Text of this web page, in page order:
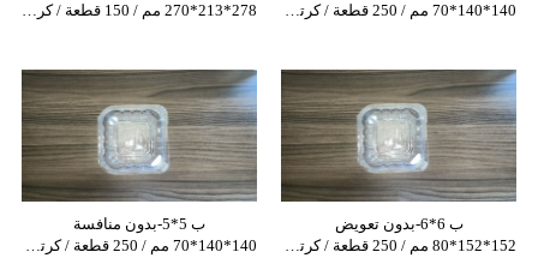
278*213*270 مم / 150 قطعة / كرتونة
ب 5*5-بدون منافسة
140*140*70 مم / 250 قطعة / كرتونة
140*140*70 مم / 250 قطعة / كرتونة
ب 6*6-بدون تعويض
152*152*80 مم / 250 قطعة / كرتونة